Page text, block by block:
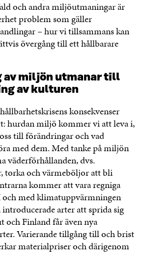
och andra miljöutmaningar är
problem som gäller
– hur vi tillsammans kan
övergång till ett hållbarare
av miljön utmanar till
av kulturen
konsekvenser
hurdan miljö kommer vi att leva i,
till förändringar och vad
med dem. Med tanke på miljön
väderförhållanden, dvs.
torka och värmeböljor att bli
kommer att vara regniga
och med klimatuppvärmningen
arter att sprida sig
och Finland får även nya
Varierande tillgång till och brist
materialpriser och därigenom